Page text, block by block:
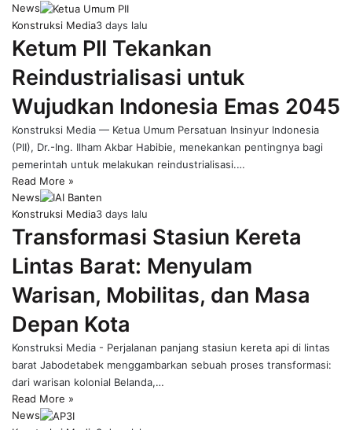
News
Konstruksi Media3 days lalu
Ketum PII Tekankan
Reindustrialisasi untuk
Wujudkan Indonesia Emas 2045
Konstruksi Media — Ketua Umum Persatuan Insinyur Indonesia
(PII), Dr.-Ing. Ilham Akbar Habibie, menekankan pentingnya bagi
pemerintah untuk melakukan reindustrialisasi.…
Read More »
News
Konstruksi Media3 days lalu
Transformasi Stasiun Kereta
Lintas Barat: Menyulam
Warisan, Mobilitas, dan Masa
Depan Kota
Konstruksi Media - Perjalanan panjang stasiun kereta api di lintas
barat Jabodetabek menggambarkan sebuah proses transformasi:
dari warisan kolonial Belanda,…
Read More »
News